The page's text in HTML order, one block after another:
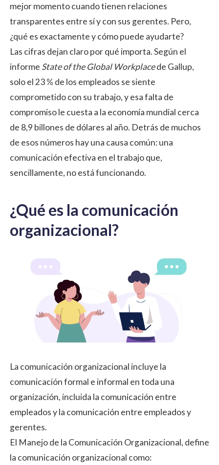
mejor momento cuando tienen relaciones
transparentes entre sí y con sus gerentes. Pero,
¿qué es exactamente y cómo puede ayudarte?
Las cifras dejan claro por qué importa. Según el
informe State of the Global Workplacede Gallup,
solo el 23 % de los empleados se siente
comprometido con su trabajo, y esa falta de
compromiso le cuesta a la economía mundial cerca
de 8,9 billones de dólares al año. Detrás de muchos
de esos números hay una causa común: una
comunicación efectiva en el trabajoque,
sencillamente, no está funcionando.
¿Qué es la comunicación
organizacional?
La comunicación organizacional incluye la
comunicación formal e informal en toda una
organización, incluida la comunicación entre
empleados y la comunicación entre empleados y
gerentes.
El Manejo de la Comunicación Organizacional, define
la comunicación organizacional como: